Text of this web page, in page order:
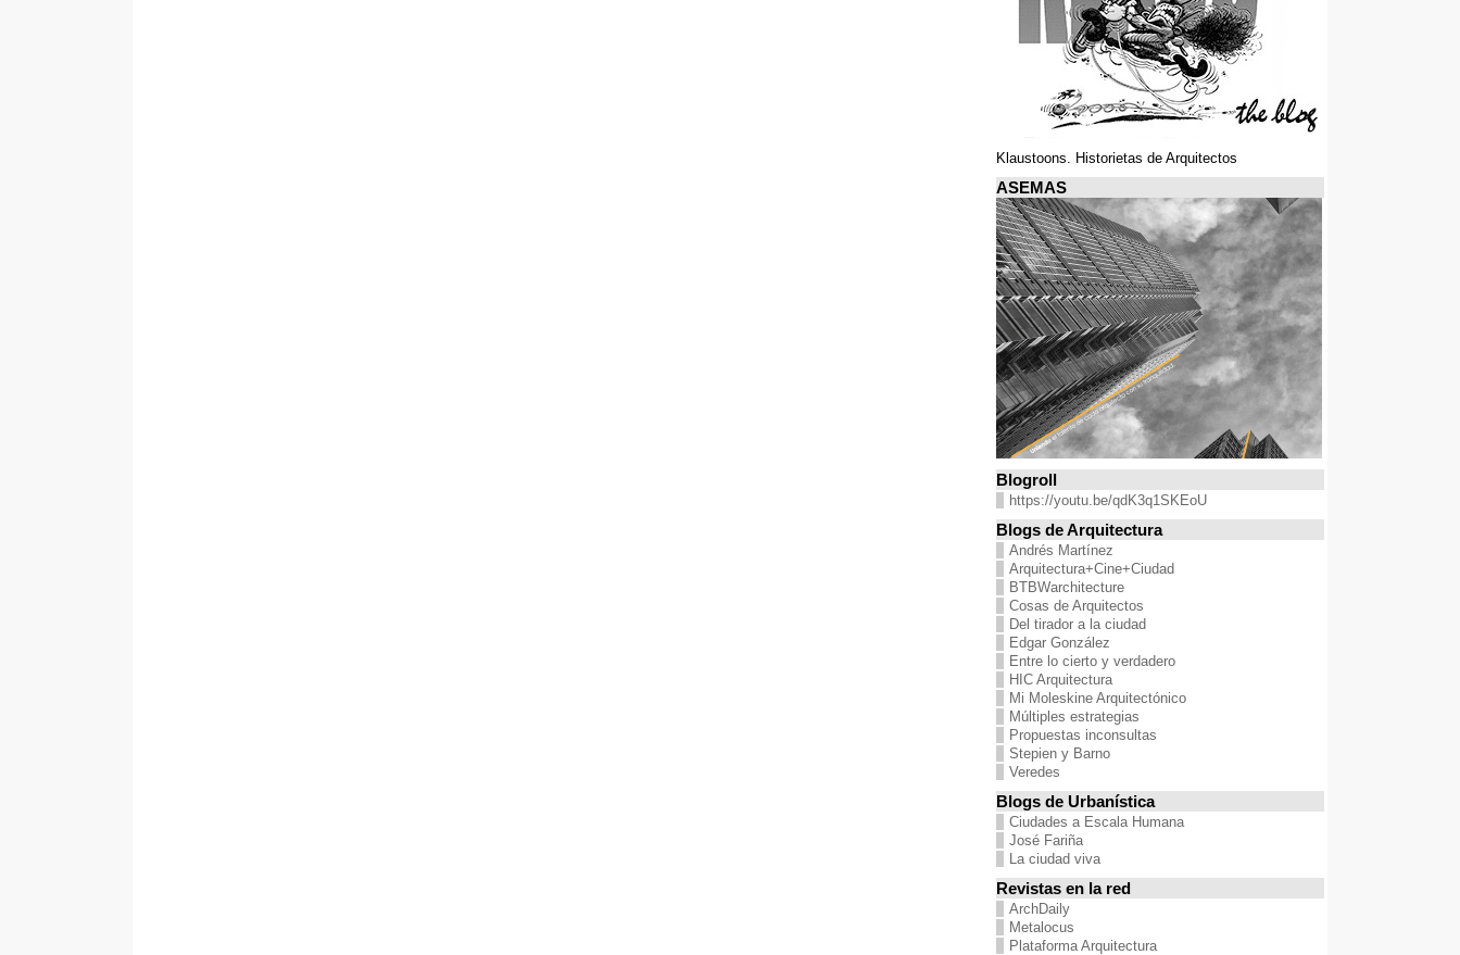
Klaustoons. Historietas de Arquitectos
ASEMAS
Blogroll
https://youtu.be/qdK3q1SKEoU
Blogs de Arquitectura
Andrés Martínez
Arquitectura+Cine+Ciudad
BTBWarchitecture
Cosas de Arquitectos
Del tirador a la ciudad
Edgar González
Entre lo cierto y verdadero
HIC Arquitectura
Mi Moleskine Arquitectónico
Múltiples estrategias
Propuestas inconsultas
Stepien y Barno
Veredes
Blogs de Urbanística
Ciudades a Escala Humana
José Fariña
La ciudad viva
Revistas en la red
ArchDaily
Metalocus
Plataforma Arquitectura